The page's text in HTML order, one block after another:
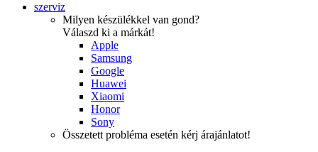
szerviz
Milyen készülékkel van gond?
Válaszd ki a márkát!
Apple
Samsung
Google
Huawei
Xiaomi
Honor
Sony
Összetett probléma esetén kérj árajánlatot!